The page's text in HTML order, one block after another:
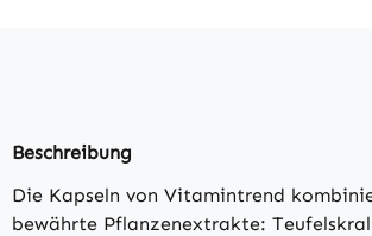
Beschreibung
Die Kapseln von Vitamintrend
bewährte Pflanzenextrakte: